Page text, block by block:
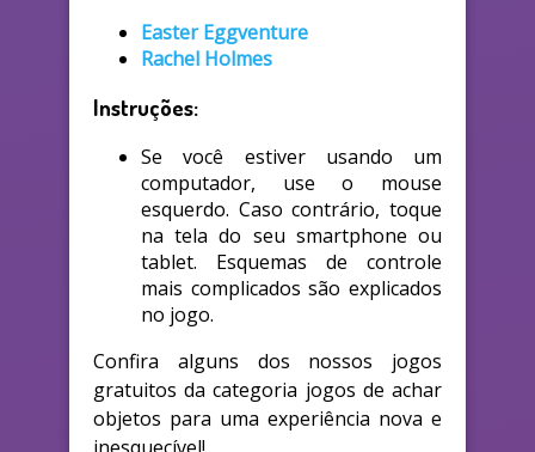
Easter Eggventure
Rachel Holmes
Instruções:
Se você estiver usando um
computador, use o mouse
esquerdo. Caso contrário, toque
na tela do seu smartphone ou
tablet. Esquemas de controle
mais complicados são explicados
no jogo.
Confira alguns dos nossos jogos
gratuitos da categoria jogos de achar
objetos para uma experiência nova e